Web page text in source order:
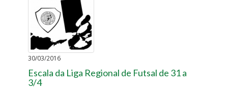
30/03/2016
Escala da Liga Regional de Futsal de 31 a
3/4